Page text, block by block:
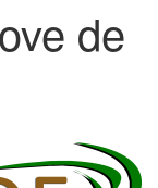
de